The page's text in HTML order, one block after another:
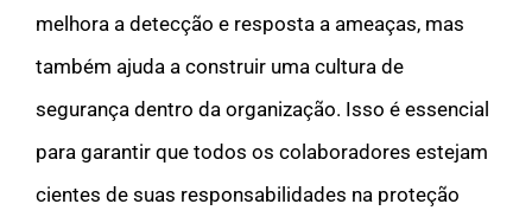
melhora a detecção e resposta a ameaças, mas
também ajuda a construir uma cultura de
segurança dentro da organização. Isso é essencial
para garantir que todos os colaboradores estejam
cientes de suas responsabilidades na proteção